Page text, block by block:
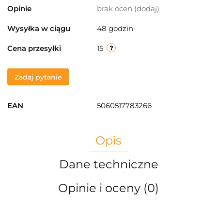
Opinie brak ocen (dodaj)
Wysyłka w ciągu 48 godzin
Cena przesyłki 15
Zadaj pytanie
EAN 5060517783266
Opis
Dane techniczne
Opinie i oceny (0)